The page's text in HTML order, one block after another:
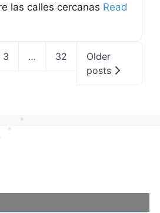
las calles cercanas Read
3 … 32
Older
posts